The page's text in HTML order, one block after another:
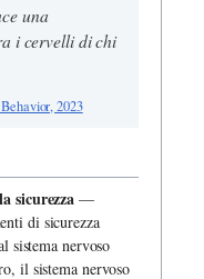
una
i cervelli di chi
2023
sicurezza —
di sicurezza
sistema nervoso
il sistema nervoso